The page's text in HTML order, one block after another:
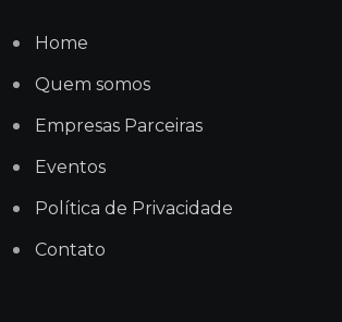
Home
Quem somos
Empresas Parceiras
Eventos
Política de Privacidade
Contato